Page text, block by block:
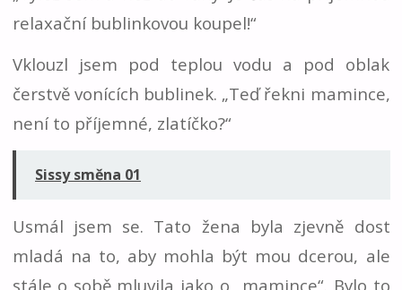
relaxační bublinkovou koupel!“
Vklouzl jsem pod teplou vodu a pod oblak
čerstvě vonících bublinek. „Teď řekni mamince,
není to příjemné, zlatíčko?“
Sissy směna 01
Usmál jsem se. Tato žena byla zjevně dost
mladá na to, aby mohla být mou dcerou, ale
stále o sobě mluvila jako o „mamince“. Bylo to